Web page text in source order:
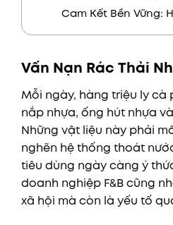
Cam Kết Bền Vững:
Vấn Nạn Rác Thải
Mỗi ngày, hàng triệu ly
nắp nhựa, ống hút nhựa
Những vật liệu này phải
nghẽn hệ thống thoát
tiêu dùng ngày càng ý
doanh nghiệp F&B cũng
xã hội mà còn là yếu tố